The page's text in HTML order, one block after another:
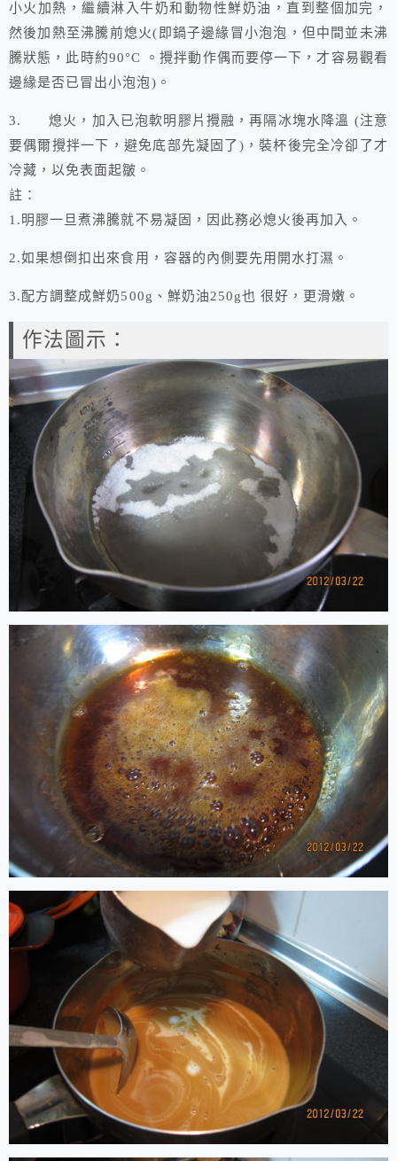
小火加熱，繼續淋入牛奶和動物性鮮奶油，直到整個加完，
然後加熱至沸騰前熄火(即鍋子邊緣冒小泡泡，但中間並未沸
騰狀態，此時約90°C 。攪拌動作偶而要停一下，才容易觀看
邊緣是否已冒出小泡泡)。
3. 熄火，加入已泡軟明膠片攪融，再隔冰塊水降溫 (注意
要偶爾攪拌一下，避免底部先凝固了)，裝杯後完全冷卻了才
冷藏，以免表面起皺。
註：
1.明膠一旦煮沸騰就不易凝固，因此務必熄火後再加入。
2.如果想倒扣出來食用，容器的內側要先用開水打濕。
3.配方調整成鮮奶500g、鮮奶油250g也 很好，更滑嫩。
作法圖示：